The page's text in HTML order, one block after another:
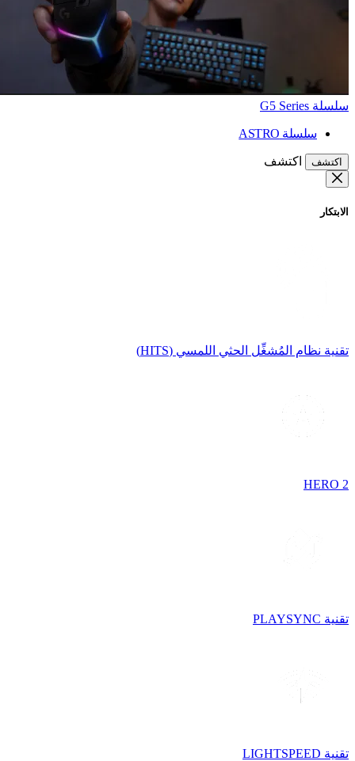
سلسلة G5 Series
سلسلة ASTRO
اكتشف اكتشف
الابتكار
تقنية نظام المُشغِّل الحثي اللمسي (HITS)
HERO 2
تقنية PLAYSYNC
تقنية LIGHTSPEED